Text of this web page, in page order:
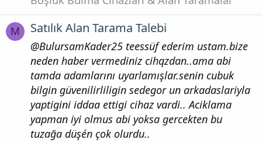
M Satılık Alan Tarama Talebi
@BulursamKader25 teessüf ederim ustam.bize
neden haber vermediniz cihqzdan..ama abi
tamda adamlarını uyarlamışlar.senin cubuk
bilgin güvenilirliligin sedegor un arkadaslariyla
yaptigini iddaa ettigi cihaz vardi.. Aciklama
yapman iyi olmus abi yoksa gercekten bu
tuzağa düşén çok olurdu..